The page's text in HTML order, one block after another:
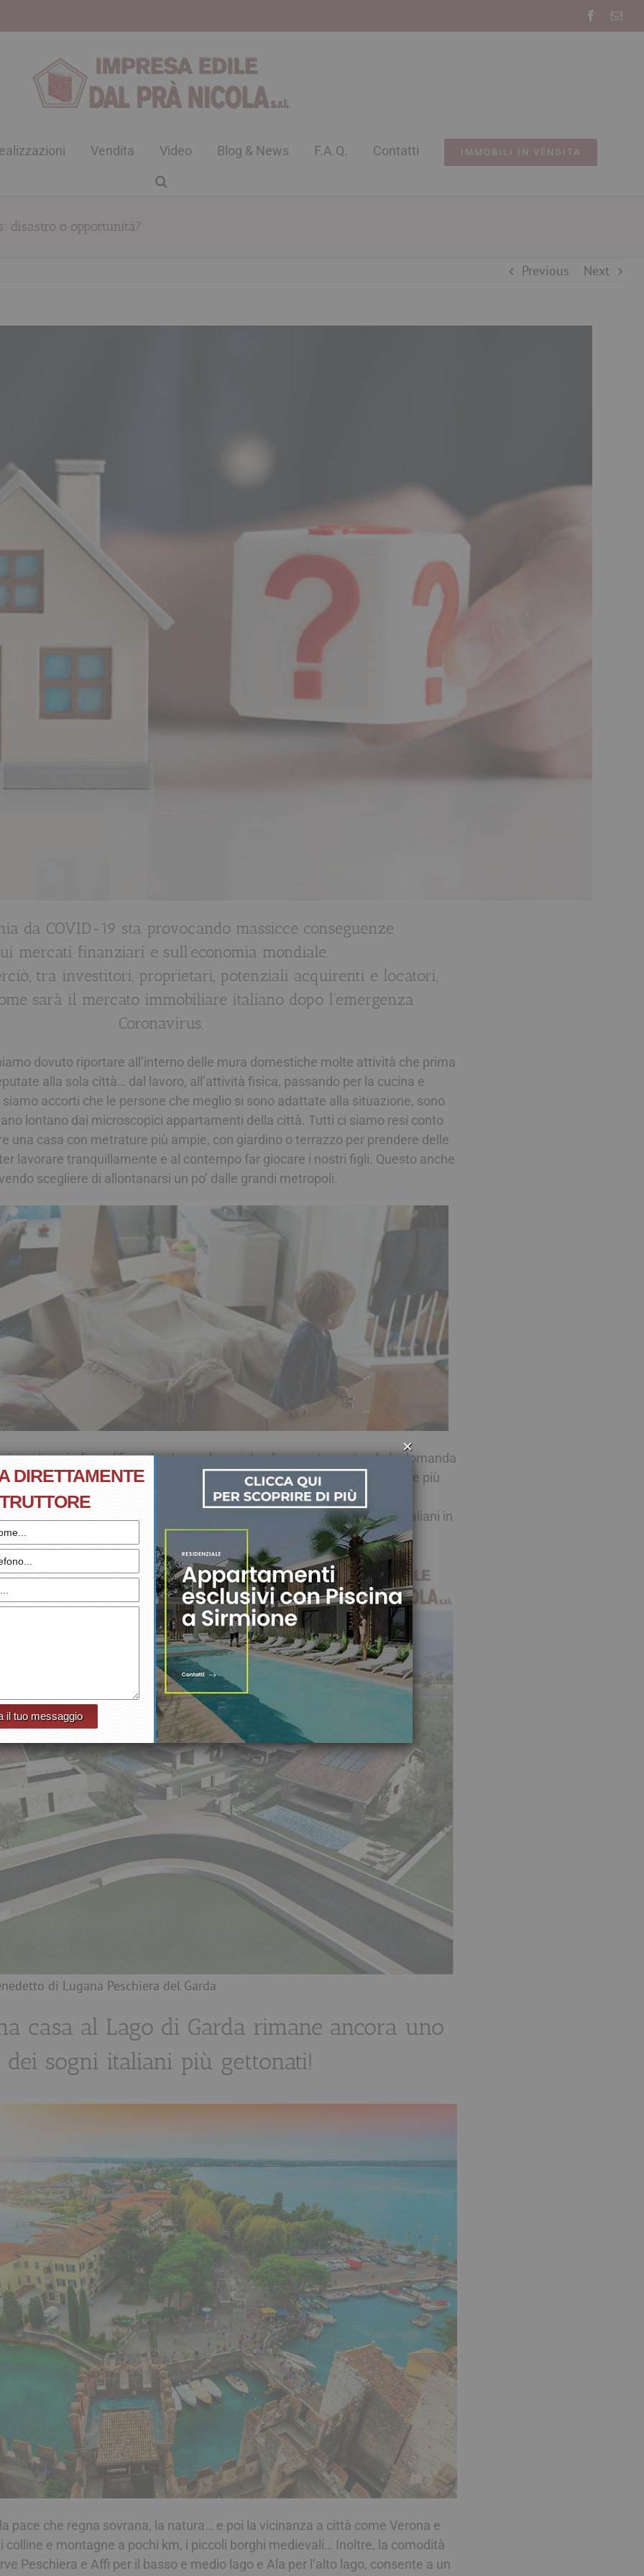
Facebook
Vendita Video Blog & News F.A.Q. Contatti IMMOBILI IN VENDITA
disastro o opportunità?
Previous Next
da COVID-19 sta provocando massicce conseguenze
mercati finanziari e sull’economia mondiale.
tra investitori, proprietari, potenziali acquirenti e locatori,
sarà il mercato immobiliare italiano dopo l’emergenza
Coronavirus.
dovuto riportare all’interno delle mura domestiche molte attività che prima
alla sola città… dal lavoro, all’attività fisica, passando per la cucina e
accorti che le persone che meglio si sono adattate alla situazione, sono
lontano dai microscopici appartamenti della città. Tutti ci siamo resi conto
una casa con metrature più ampie, con giardino o terrazzo per prendere delle
lavorare tranquillamente e al contempo far giocare i nostri figli. Questo anche
scegliere di allontanarsi un po’ dalle grandi metropoli.
sta quindi modificando alcune dinamiche di mercato, portando la domanda
diverse da quelle cittadine, e creando un notevole interesse verso zone più
tranquille e con uno stile di vita nettamente migliore.
rispecchia perfettamente questi canoni e rimane uno dei luoghi italiani in
e la richiesta di acquisto di immobili sono ancora molto elevati.
di Lugana Peschiera del Garda
casa al Lago di Garda rimane ancora uno
dei sogni italiani più gettonati!
pace che regna sovrana, la natura… e poi la vicinanza a città come Verona e
colline e montagne a pochi km, i piccoli borghi medievali… Inoltre, la comodità
Peschiera e Affi per il basso e medio lago e Ala per l’alto lago, consente a un
DIRETTAMENTE
×
il tuo messaggio